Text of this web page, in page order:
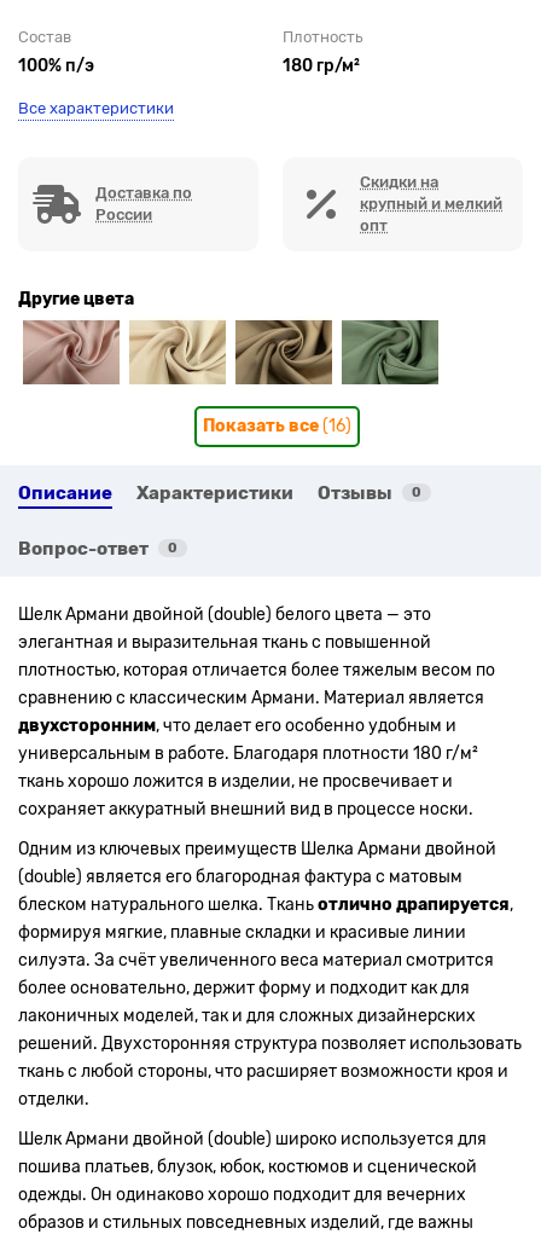
Состав
100% п/э
Плотность
180 гр/м²
Все характеристики
Доставка по
России
Скидки на
крупный и мелкий
опт
Другие цвета
Показать все(16)
Описание Характеристики Отзывы 0
Вопрос-ответ 0
Шелк Армани двойной (double) белого цвета — это
элегантная и выразительная ткань с повышенной
плотностью, которая отличается более тяжелым весом по
сравнению с классическим Армани. Материал является
двухсторонним, что делает его особенно удобным и
универсальным в работе. Благодаря плотности 180 г/м²
ткань хорошо ложится в изделии, не просвечивает и
сохраняет аккуратный внешний вид в процессе носки.
Одним из ключевых преимуществ Шелка Армани двойной
(double) является его благородная фактура с матовым
блеском натурального шелка. Тканьотлично драпируется,
формируя мягкие, плавные складки и красивые линии
силуэта. За счёт увеличенного веса материал смотрится
более основательно, держит форму и подходит как для
лаконичных моделей, так и для сложных дизайнерских
решений. Двухсторонняя структура позволяет использовать
ткань с любой стороны, что расширяет возможности кроя и
отделки.
Шелк Армани двойной (double) широко используется для
пошива платьев, блузок, юбок, костюмов и сценической
одежды. Он одинаково хорошо подходит для вечерних
образов и стильных повседневных изделий, где важны